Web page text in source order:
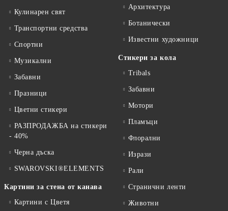
Кулинарен свят
Транспортни средства
Спортни
Музикални
Забавни
Празници
Цветни стикери
РАЗПРОДАЖБА на стикери
- 40%
Черна дъска
SWAROVSKI®ELEMENTS
Картини за стена от канава
Картини с Цветя
Архитектура
Ботанически
Известни художници
Стикери за кола
Tribals
Забавни
Мотори
Пламъци
Флорални
Изрази
Рали
Странични ленти
Животни